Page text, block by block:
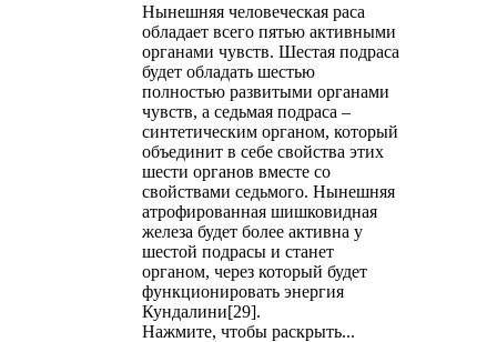
Нынешняя человеческая раса
обладает всего пятью активными
органами чувств. Шестая подраса
будет обладать шестью
полностью развитыми органами
чувств, а седьмая подраса –
синтетическим органом, который
объединит в себе свойства этих
шести органов вместе со
свойствами седьмого. Нынешняя
атрофированная шишковидная
железа будет более активна у
шестой подрасы и станет
органом, через который будет
функционировать энергия
Кундалини[29].
Нажмите, чтобы раскрыть...